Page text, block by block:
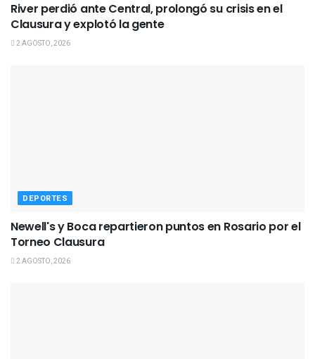
River perdió ante Central, prolongó su crisis en el
Clausura y explotó la gente
2 AGOSTO, 2026
DEPORTES
Newell's y Boca repartieron puntos en Rosario por el
Torneo Clausura
2 AGOSTO, 2026